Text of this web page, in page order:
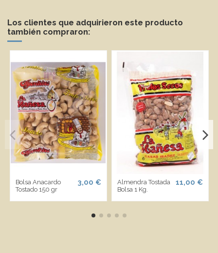
Los clientes que adquirieron este producto
también compraron:
Bolsa Anacardo
Tostado 150 gr
3,00 €
Almendra Tostada
Bolsa 1 Kg.
11,00 €